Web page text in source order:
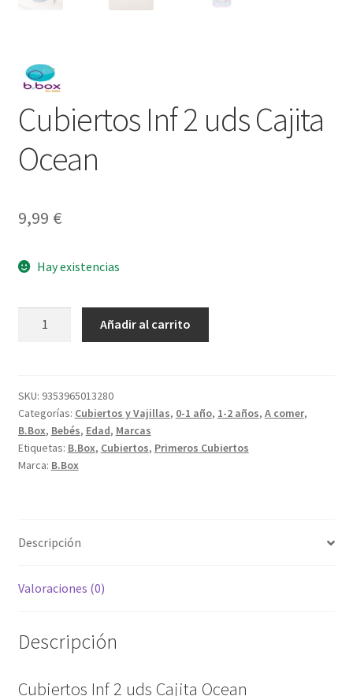
Cubiertos Inf 2 uds Cajita
Ocean
9,99 €
Hay existencias
Cajita
Ocean
cantidad
Añadir al carrito
SKU: 9353965013280
Categorías: Cubiertos y Vajillas, 0-1 año, 1-2 años, A comer,
B.Box, Bebés, Edad, Marcas
Etiquetas: B.Box, Cubiertos, Primeros Cubiertos
Marca: B.Box
Descripción
Valoraciones (0)
Descripción
Cubiertos Inf 2 uds Cajita Ocean